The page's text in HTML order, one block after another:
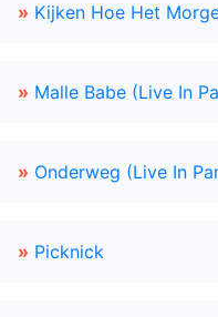
» Kijken Hoe Het
» Malle Babe (Live In
» Onderweg (Live In
» Picknick